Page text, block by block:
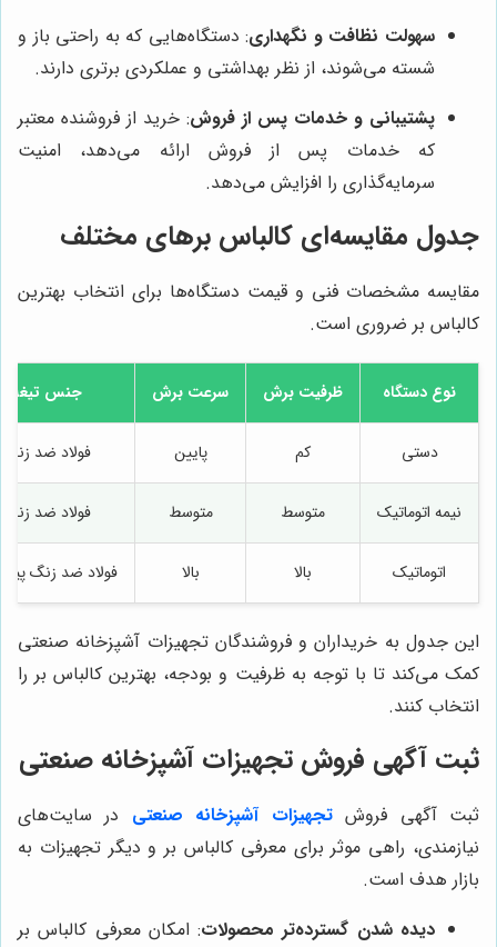
سهولت نظافت و نگهداری: دستگاه‌هایی که به راحتی باز و
شسته می‌شوند، از نظر بهداشتی و عملکردی برتری دارند.
پشتیبانی و خدمات پس از فروش: خرید از فروشنده معتبر
که خدمات پس از فروش ارائه می‌دهد، امنیت
سرمایه‌گذاری را افزایش می‌دهد.
جدول مقایسه‌ای کالباس برهای مختلف
مقایسه مشخصات فنی و قیمت دستگاه‌ها برای انتخاب بهترین
کالباس بر ضروری است.
نوع دستگاه ظرفیت برش سرعت برش جنس تیغه
دستی کم پایین فولاد ضد زنگ
نیمه اتوماتیک متوسط متوسط فولاد ضد زنگ
اتوماتیک بالا بالا فولاد ضد زنگ
این جدول به خریداران و فروشندگان تجهیزات آشپزخانه صنعتی
کمک می‌کند تا با توجه به ظرفیت و بودجه، بهترین کالباس بر را
انتخاب کنند.
ثبت آگهی فروش تجهیزات آشپزخانه صنعتی
ثبت آگهی فروشتجهیزات آشپزخانه صنعتی در سایت‌های
نیازمندی، راهی موثر برای معرفی کالباس بر و دیگر تجهیزات به
بازار هدف است.
دیده شدن گسترده‌تر محصولات: امکان معرفی کالباس بر